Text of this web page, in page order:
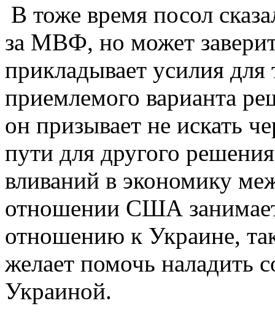
В тоже время посол
за МВФ, но может
прикладывает усилия для
приемлемого варианта
он призывает не искать
пути для другого
вливаний в экономику
отношении США
отношению к Украине,
желает помочь наладить
Украиной.